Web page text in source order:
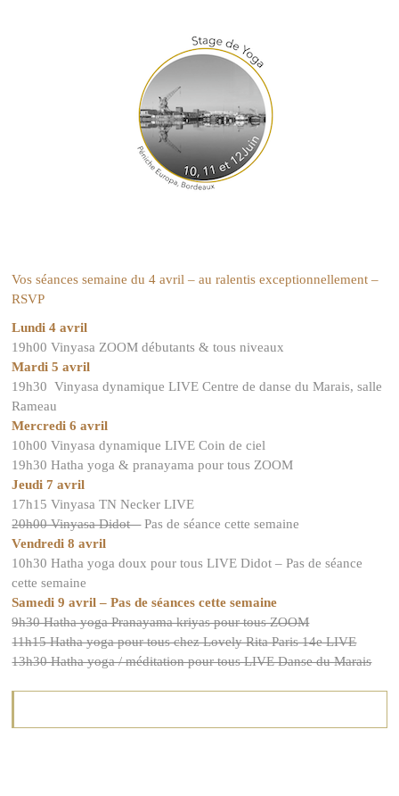
Vos séances semaine du 4 avril – au ralentis exceptionnellement –
RSVP
Lundi 4 avril
19h00 Vinyasa ZOOM débutants & tous niveaux
Mardi 5 avril
19h30 Vinyasa dynamique LIVE Centre de danse du Marais, salle
Rameau
Mercredi 6 avril
10h00 Vinyasa dynamique LIVE Coin de ciel
19h30 Hatha yoga & pranayama pour tous ZOOM
Jeudi 7 avril
17h15 Vinyasa TN Necker LIVE
20h00 Vinyasa Didot –Pas de séance cette semaine
Vendredi 8 avril
10h30 Hatha yoga doux pour tous LIVE Didot – Pas de séance
cette semaine
Samedi 9 avril – Pas de séances cette semaine
9h30 Hatha yoga Pranayama kriyas pour tous ZOOM
11h15 Hatha yoga pour tous chez Lovely Rita Paris 14e LIVE
13h30 Hatha yoga / méditation pour tous LIVE Danse du Marais